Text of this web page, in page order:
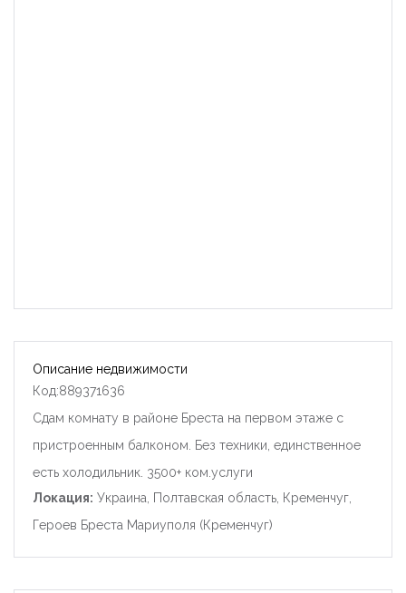
Описание недвижимости
Код:889371636
Сдам комнату в районе Бреста на первом этаже с
пристроенным балконом. Без техники, единственное
есть холодильник. 3500+ ком.услуги
Локация: Украина, Полтавская область, Кременчуг,
Героев Бреста Мариуполя (Кременчуг)